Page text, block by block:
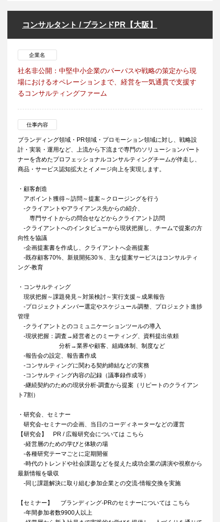
コンサルタント / ブランドPR【大阪】
企業名
社名非公開：中堅中小企業のパーパスや戦略の策定から現
場におけるオペレーションまで、経営を一気通貫で支援す
るコンサルティングファーム
仕事内容
ブランディング領域・PR領域・プロモーション領域に対し、戦略設
計・実装・運用など、上流から下流まで専門のソリューションパート
ナーを含めたプロフェッショナルコンサルティングチームが伴走し、
商品・サービス認知拡大とイメージ向上を実現します。
・顧客創造
アポイント獲得～訪問～提案～クロージングを行う
-クライアントやアライアンス先からの紹介、
専門サイトからの問合せなどからクライアント訪問
-クライアントへのインタビューから現状把握し、チームで提案の方
向性を協議
-企画提案書を作成し、クライアントへ企画提案
-既存顧客70%、新規開拓30％、主な提案サービスはコンサルティ
ング-教育
・コンサルティング
現状把握～課題発見～対策検討～実行支援～成果報告
-プロジェクトメンバー選定やスケジュール調整、プロジェクト進捗
管理
-クライアントとのコミュニケーションツールの導入
-現状把握：調査→経営者とのミーティング、資料提出依頼
分析→業界や顧客、組織体制、制度など
-報告会の設定、報告書作成
-コンサルティングに関わる契約締結などの実務
-コンサルティング内容の記録（議事録作成等）
-継続契約のための現状分析-調査から提案（リピートのクライアン
ト7割）
・研究会、セミナー
研究会-セミナーの企画、当日のコーディネーターなどの運営
【研究会】 PR / 広報研究会については こちら
-経営層のための学びと体験の場
-各種研究テーマごとに定期開催
-時代のトレンドや社会課題などを捉えた成功企業の講演や視察から
最新情報を吸収
-同じ課題解決に取り組む参加企業との交流-情報交換を実施
【セミナー】 ブランディング-PRのセミナーについては こちら
-年間参加者数9900人以上